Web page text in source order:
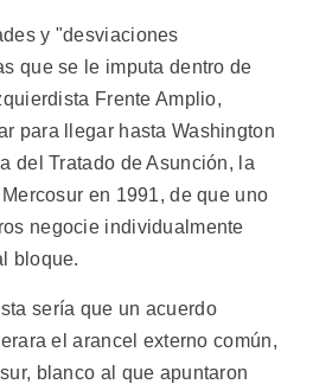
y "desviaciones
que se le imputa dentro de
Frente Amplio,
para llegar hasta Washington
del Tratado de Asunción, la
en 1991, de que uno
negocie individualmente
bloque.
sería que un acuerdo
el arancel externo común,
blanco al que apuntaron